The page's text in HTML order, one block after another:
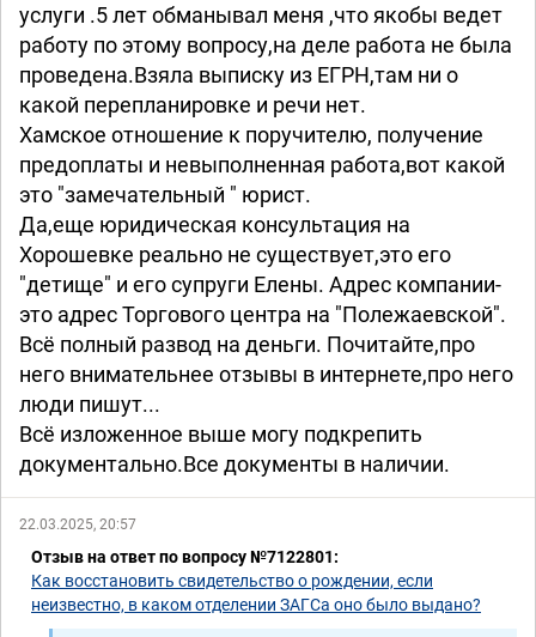
услуги .5 лет обманывал меня ,что якобы ведет
работу по этому вопросу,на деле работа не была
проведена.Взяла выписку из ЕГРН,там ни о
какой перепланировке и речи нет.
Хамское отношение к поручителю, получение
предоплаты и невыполненная работа,вот какой
это "замечательный " юрист.
Да,еще юридическая консультация на
Хорошевке реально не существует,это его
"детище" и его супруги Елены. Адрес компании-
это адрес Торгового центра на "Полежаевской".
Всё полный развод на деньги. Почитайте,про
него внимательнее отзывы в интернете,про него
люди пишут...
Всё изложенное выше могу подкрепить
документально.Все документы в наличии.
22.03.2025, 20:57
Отзыв на ответ по вопросу №7122801:
Как восстановить свидетельство о рождении, если
неизвестно, в каком отделении ЗАГСа оно было выдано?